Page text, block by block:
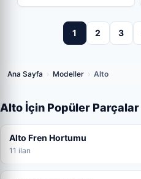
1 2 3
Ana Sayfa › Modeller › Alto
Alto İçin Popüler Parçalar
Alto Fren Hortumu
11 ilan